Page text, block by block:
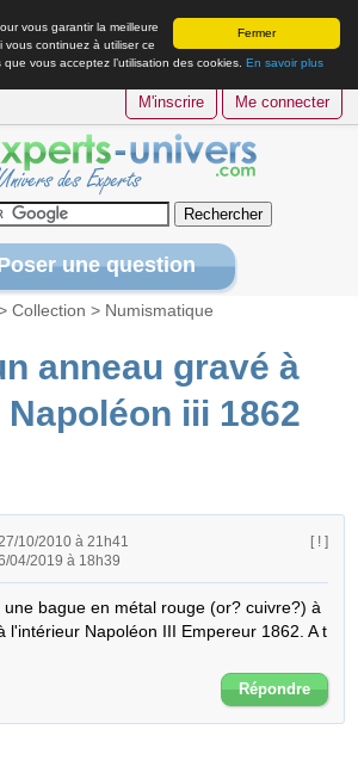
Fermer
vous garantir la meilleure
vous continuez à utiliser ce
vous acceptez l’utilisation des cookies. En savoir plus
M'inscrire Me connecter
une question
Collection > Numismatique
anneau gravé à
iii 1862
10/2010 à 21h41
04/2019 à 18h39
[ ! ]
bague en métal rouge (or? cuivre?) à
l'intérieur Napoléon III Empereur 1862. A t
Répondre